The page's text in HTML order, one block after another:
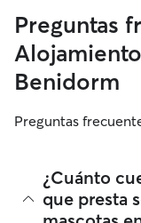
Preguntas
Benidorm
Preguntas
¿Cuánto
que presta